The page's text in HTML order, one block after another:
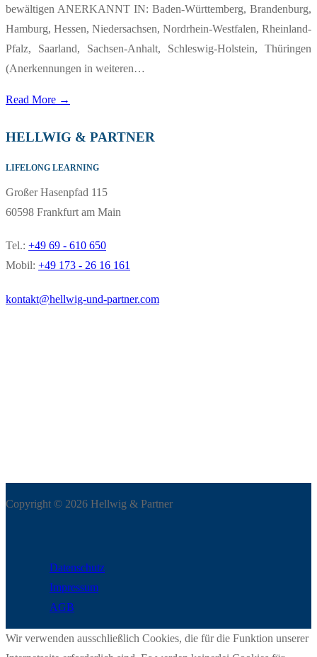
bewältigen ANERKANNT IN: Baden-Württemberg, Brandenburg,
Hamburg, Hessen, Niedersachsen, Nordrhein-Westfalen, Rheinland-
Pfalz, Saarland, Sachsen-Anhalt, Schleswig-Holstein, Thüringen
(Anerkennungen in weiteren…
Read More →
HELLWIG & PARTNER
LIFELONG LEARNING
Großer Hasenpfad 115
60598 Frankfurt am Main
Tel.: +49 69 - 610 650
Mobil: +49 173 - 26 16 161
kontakt@hellwig-und-partner.com
Copyright © 2026 Hellwig & Partner
Datenschutz
Impressum
AGB
Wir verwenden ausschließlich Cookies, die für die Funktion unserer